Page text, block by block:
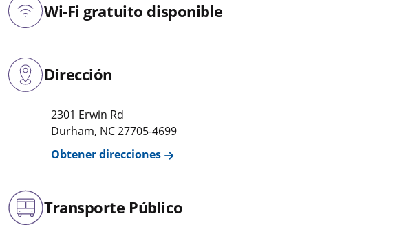
Wi-Fi gratuito disponible
Dirección
2301 Erwin Rd
Durham, NC27705-4699
Obtener direcciones
Transporte Público